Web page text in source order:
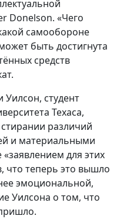
Donelson. «Чего
самообороне
быть достигнута
средств
студент
Техаса,
стирании различий
и материальными
для этих
что теперь это вышло
эмоциональной,
Уилсона о том, что